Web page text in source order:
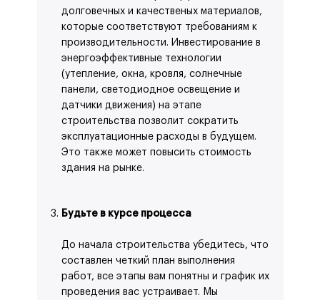
долговечных и качественых материалов,
которые соответствуют требованиям к
производительности. Инвестирование в
энергоэффективные технологии
(утепление, окна, кровля, солнечные
панели, светодиодное освещение и
датчики движения) на этапе
строительства позволит сократить
эксплуатационные расходы в будущем.
Это также может повысить стоимость
здания на рынке.
Будьте в курсе процесса
До начала строительства убедитесь, что
составлен четкий план выполнения
работ, все этапы вам понятны и график их
проведения вас устраивает. Мы